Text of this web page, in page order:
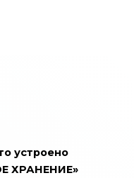
устроено
ХРАНЕНИЕ»